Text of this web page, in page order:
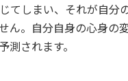
てしまい、それが自分
ん。自分自身の心身の
測されます。